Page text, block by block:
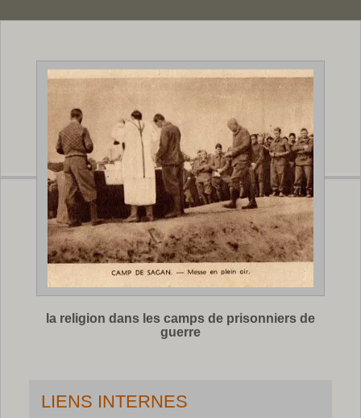
la religion dans les camps de prisonniers de
guerre
LIENS INTERNES